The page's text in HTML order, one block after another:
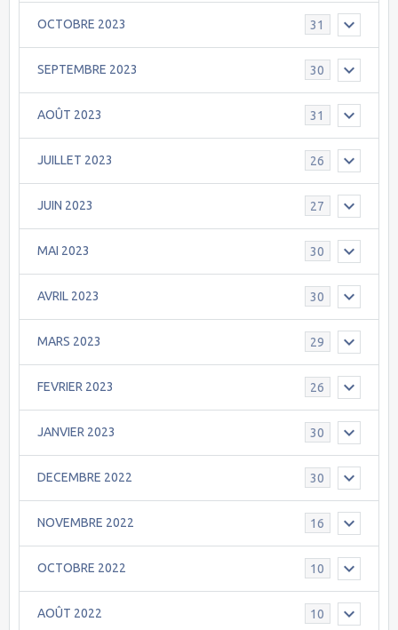
OCTOBRE 2023 31
SEPTEMBRE 2023 30
AOÛT 2023 31
JUILLET 2023 26
JUIN 2023 27
MAI 2023 30
AVRIL 2023 30
MARS 2023 29
FEVRIER 2023 26
JANVIER 2023 30
DECEMBRE 2022 30
NOVEMBRE 2022 16
OCTOBRE 2022 10
AOÛT 2022 10